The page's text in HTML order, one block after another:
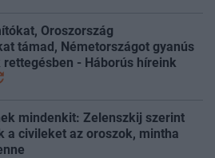
Oroszország
támad, Németországot gyanús
- Háborús híreink
mindenkit: Zelenszkij szerint
a civileket az oroszok, mintha